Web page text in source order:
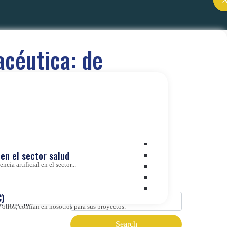
el sector salud
artificial en el sector...
confían en nosotros para sus proyectos.
de
la